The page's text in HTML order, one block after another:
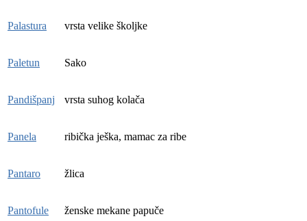
Palastura vrsta velike školjke
Paletun Sako
Pandišpanj vrsta suhog kolača
Panela ribička ješka, mamac za ribe
Pantaro žlica
Pantofule ženske mekane papuče